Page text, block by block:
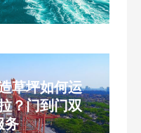
草坪如何运
？门到门双
务